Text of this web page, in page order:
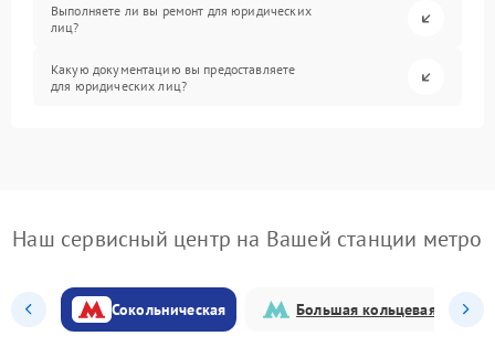
Выполняете ли вы ремонт для юридических
лиц?
Какую документацию вы предоставляете
для юридических лиц?
Наш сервисный центр на Вашей станции метро
Сокольническая Большая кольцевая